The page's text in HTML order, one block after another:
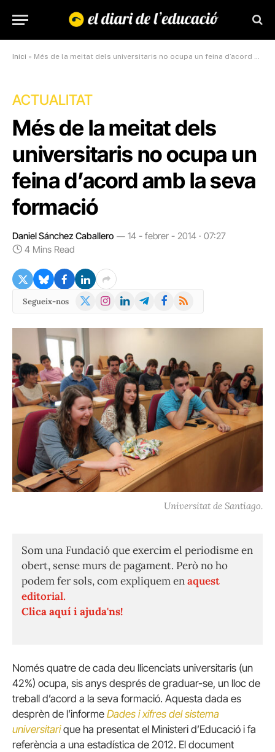
Inici » Més de la meitat dels universitaris no ocupa un feina d’acord amb la seva formació
ACTUALITAT
Més de la meitat dels
universitaris no ocupa un
feina d’acord amb la seva
formació
Daniel Sánchez Caballero
14 - febrer - 2014 · 07:27
4 Mins Read
Segueix-nos
X
Instagram
LinkedInTelegramFacebook
RSS
Universitat de Santiago.
Som una Fundació que exercim el periodisme en
obert, sense murs de pagament. Però no ho
podem fer sols, com expliquem enaquest
editorial.
Clica aquí i ajuda'ns!
Només quatre de cada deu llicenciats universitaris (un
42%) ocupa, sis anys després de graduar-se, un lloc de
treball d’acord a la seva formació. Aquesta dada es
desprèn de l’informe Dades i xifres del sistema
universitarique ha presentat el Ministeri d’Educació i fa
referència a una estadística de 2012. El document